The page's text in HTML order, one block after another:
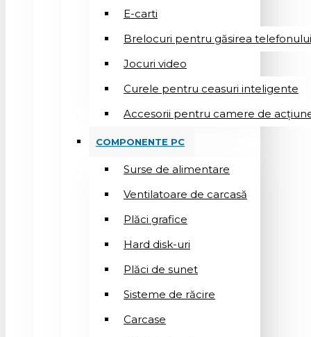
E-carti
Brelocuri pentru găsirea telefonului
Jocuri video
Curele pentru ceasuri inteligente
Accesorii pentru camere de
COMPONENTE PC
Surse de alimentare
Ventilatoare de carcasă
Plăci grafice
Hard disk-uri
Plăci de sunet
Sisteme de răcire
Carcase